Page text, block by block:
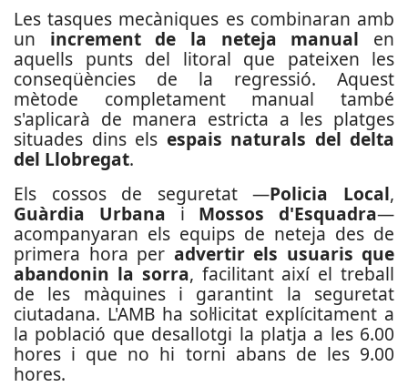
Les tasques mecàniques es combinaran amb
un increment de la neteja manual en
aquells punts del litoral que pateixen les
conseqüències de la regressió. Aquest
mètode completament manual també
s'aplicarà de manera estricta a les platges
situades dins els espais naturals del delta
del Llobregat.
Els cossos de seguretat —Policia Local,
Guàrdia Urbana i Mossos d'Esquadra—
acompanyaran els equips de neteja des de
primera hora per advertir els usuaris que
abandonin la sorra, facilitant així el treball
de les màquines i garantint la seguretat
ciutadana. L'AMB ha sol·licitat explícitament a
la població que desallotgi la platja a les 6.00
hores i que no hi torni abans de les 9.00
hores.